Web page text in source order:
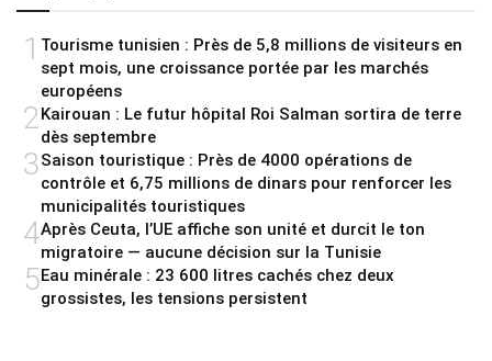
1 Tourisme tunisien : Près de 5,8 millions de visiteurs en
sept mois, une croissance portée par les marchés
européens
2Kairouan : Le futur hôpital Roi Salman sortira de terre
dès septembre
3Saison touristique : Près de 4000 opérations de
contrôle et 6,75 millions de dinars pour renforcer les
municipalités touristiques
4Après Ceuta, l’UE affiche son unité et durcit le ton
migratoire — aucune décision sur la Tunisie
5Eau minérale : 23 600 litres cachés chez deux
grossistes, les tensions persistent